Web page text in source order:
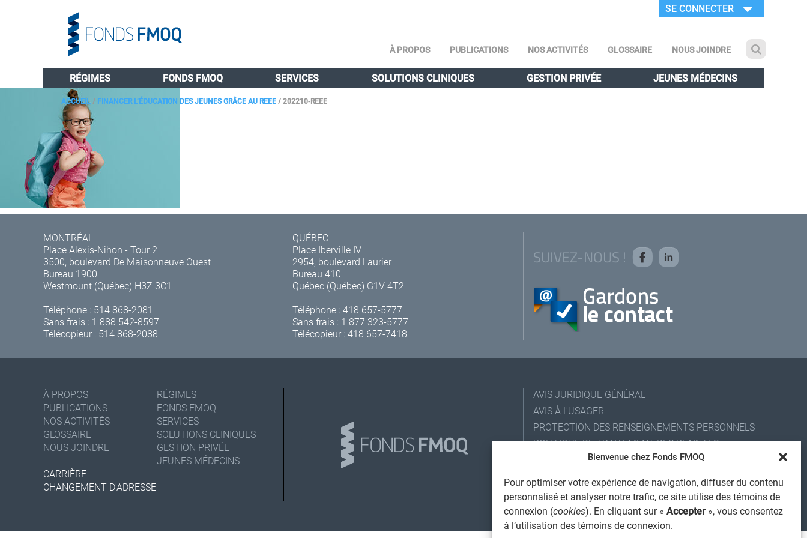
Bienvenue chez Fonds FMOQ
Pour optimiser votre expérience de navigation, diffuser du contenu
personnalisé et analyser notre trafic, ce site utilise des témoins de
connexion (cookies). En cliquant sur « Accepter », vous consentez
à l’utilisation des témoins de connexion.
SE CONNECTER
À PROPOS PUBLICATIONS NOS ACTIVITÉS GLOSSAIRE NOUS JOINDRE
RÉGIMES FONDS FMOQ SERVICES SOLUTIONS CLINIQUES GESTION PRIVÉE JEUNES MÉDECINS
ACCUEIL / FINANCER L’ÉDUCATION DES JEUNES GRÂCE AU REEE/202210-REEE
MONTRÉAL
Place Alexis-Nihon - Tour 2
3500, boulevard De Maisonneuve Ouest
Bureau 1900
Westmount (Québec) H3Z 3C1
Téléphone : 514 868-2081
Sans frais : 1 888 542-8597
Télécopieur : 514 868-2088
QUÉBEC
Place Iberville IV
2954, boulevard Laurier
Bureau 410
Québec (Québec) G1V 4T2
Téléphone :418 657-5777
Sans frais : 1 877 323-5777
Télécopieur : 418 657-7418
SUIVEZ-NOUS !
À PROPOS
PUBLICATIONS
NOS ACTIVITÉS
GLOSSAIRE
NOUS JOINDRE
RÉGIMES
FONDS FMOQ
SERVICES
SOLUTIONS CLINIQUES
GESTION PRIVÉE
JEUNES MÉDECINS
CARRIÈRE
CHANGEMENT D'ADRESSE
AVIS JURIDIQUE GÉNÉRAL
AVIS À L'USAGER
PROTECTION DES RENSEIGNEMENTS PERSONNELS
POLITIQUE DE TRAITEMENT DES PLAINTES
REGISTRE DES CONFLITS D'INTÉRÊTS
ALERTE INTERNET
© 2026 Société de services financiers Fonds FMOQ inc.
Tous droits réservés.